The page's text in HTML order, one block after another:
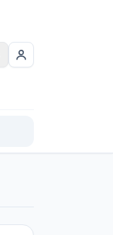
Se connecter